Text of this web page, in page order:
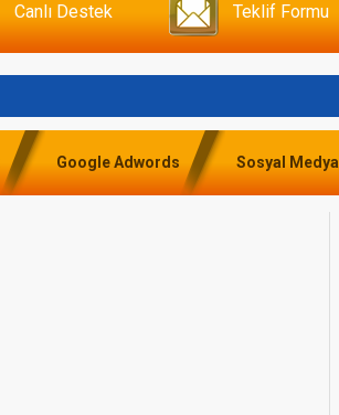
Canlı Destek Teklif Formu
Google Adwords Sosyal Medya